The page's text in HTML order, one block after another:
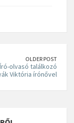
OLDER POST
Író-olvasó találkozó
Viktória írónővel